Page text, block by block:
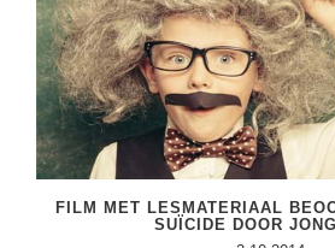
FILM MET LESMATERIAAL
SUÏCIDE DOOR